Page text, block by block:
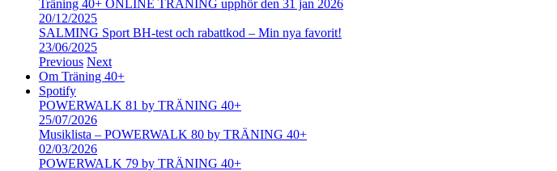
Träning 40+ ONLINE TRÄNING upphör den 31 jan 2026
20/12/2025
SALMING Sport BH-test och rabattkod – Min nya favorit!
23/06/2025
Previous Next
Om Träning 40+
Spotify
POWERWALK 81 by TRÄNING 40+
25/07/2026
Musiklista – POWERWALK 80 by TRÄNING 40+
02/03/2026
POWERWALK 79 by TRÄNING 40+